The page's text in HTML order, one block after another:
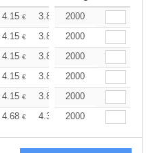
4.15 € 3.83 3.67
2000
4.15 € 3.83 3.67
2000
4.15 € 3.83 3.67
2000
4.15 € 3.83 3.67
2000
4.15 € 3.83 3.67
2000
4.68 € 4.32 4.14
2000